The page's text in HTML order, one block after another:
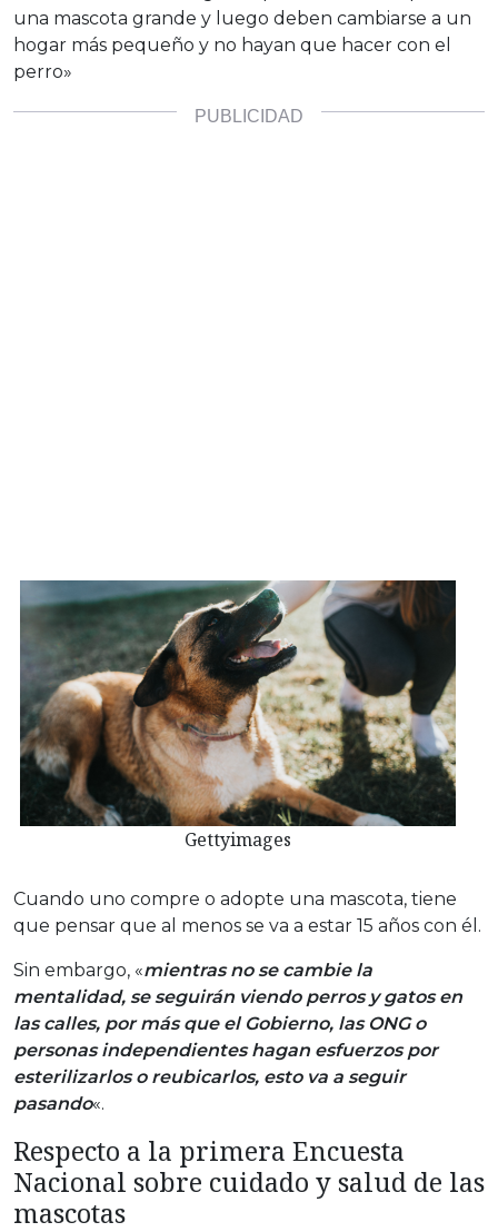
una mascota grande y luego deben cambiarse a un
hogar más pequeño y no hayan que hacer con el
perro»
Gettyimages
Cuando uno compre o adopte una mascota, tiene
que pensar que al menos se va a estar 15 años con él.
Sin embargo, «mientras no se cambie la
mentalidad, se seguirán viendo perros y gatos en
las calles, por más que el Gobierno, las ONG o
personas independientes hagan esfuerzos por
esterilizarlos o reubicarlos, esto va a seguir
pasando«.
Respecto a la primera Encuesta
Nacional sobre cuidado y salud de las
mascotas